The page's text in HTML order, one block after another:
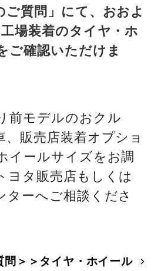
ご質問」にて、おおよ
場装着のタイヤ・ホ
ご確認いただけま
前モデルのおクル
、販売店装着オプショ
イールサイズをお調
ヨタ販売店もしくは
ターへご相談くださ
問＞＞タイヤ・ホイール